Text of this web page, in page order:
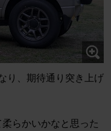
り、期待通り突き上げ
らかいかなと思った